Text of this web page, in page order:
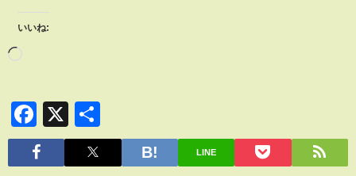
いいね:
Facebook
X
有
LINE